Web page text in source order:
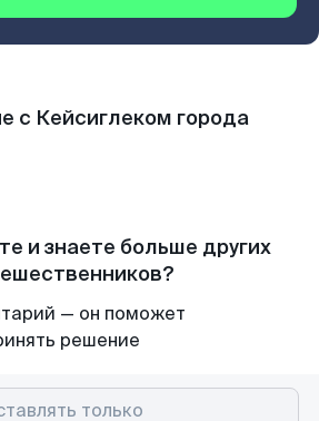
с Кейсиглеком города
и знаете больше других
— он поможет
решение